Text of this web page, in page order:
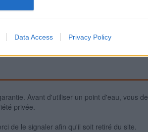
Data Access Privacy Policy
Avant d'utiliser un point d'eau, vous
privée.
de le signaler afin qu'il soit retiré du site.